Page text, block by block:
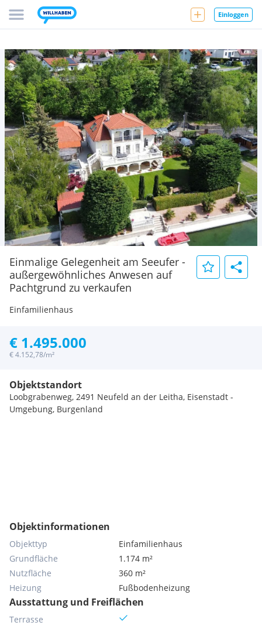
Einloggen
Einmalige Gelegenheit am Seeufer -
außergewöhnliches Anwesen auf
Pachtgrund zu verkaufen
Einfamilienhaus
€ 1.495.000
€ 4.152,78/m²
Objektstandort
Loobgrabenweg, 2491 Neufeld an der Leitha, Eisenstadt -
Umgebung, Burgenland
Objektinformationen
Objekttyp
Einfamilienhaus
Grundfläche
1.174 m²
Nutzfläche
360 m²
Heizung
Fußbodenheizung
Ausstattung und Freiflächen
Terrasse